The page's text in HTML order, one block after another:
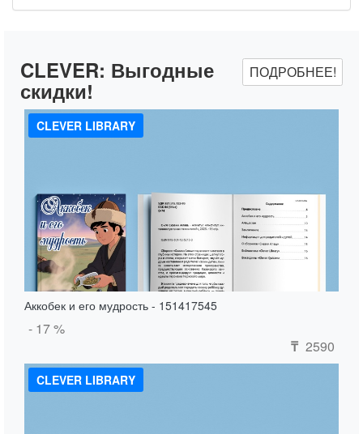
CLEVER: Выгодные
скидки!
ПОДРОБНЕЕ!
CLEVER LIBRARY
Аккобек и его мудрость - 151417545
- 17 %
₸ 2590
CLEVER LIBRARY